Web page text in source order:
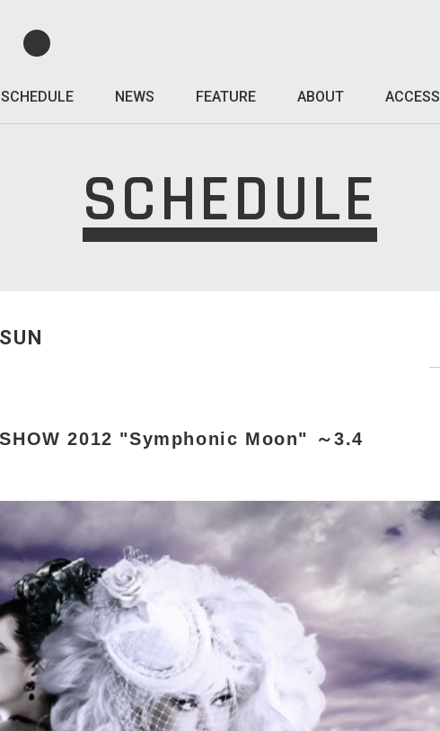
SCHEDULE NEWS FEATURE ABOUT ACCESS
SCHEDULE
SUN
2012 "Symphonic Moon" ～3.4